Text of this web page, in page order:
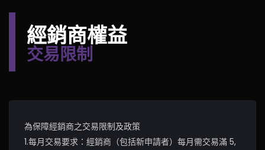
經銷商權益
交易限制
為保障經銷商之交易限制及政策
1.每月交易要求：經銷商（包括新申請者）每月需交易滿 5,